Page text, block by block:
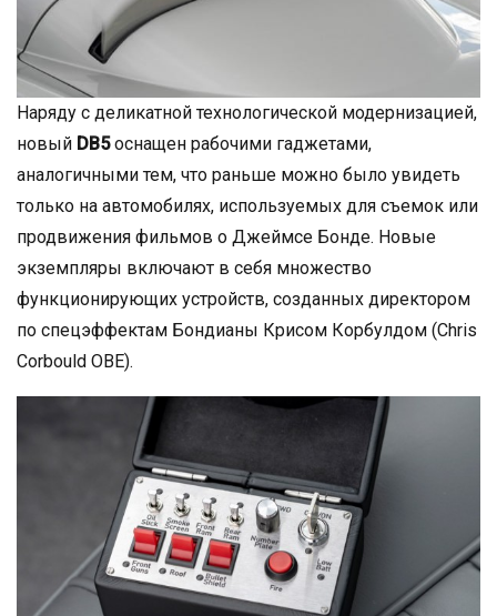
Наряду с деликатной технологической модернизацией,
новый DB5оснащен рабочими гаджетами,
аналогичными тем, что раньше можно было увидеть
только на автомобилях, используемых для съемок или
продвижения фильмов о Джеймсе Бонде. Новые
экземпляры включают в себя множество
функционирующих устройств, созданных директором
по спецэффектам Бондианы Крисом Корбулдом (Chris
Corbould OBE).